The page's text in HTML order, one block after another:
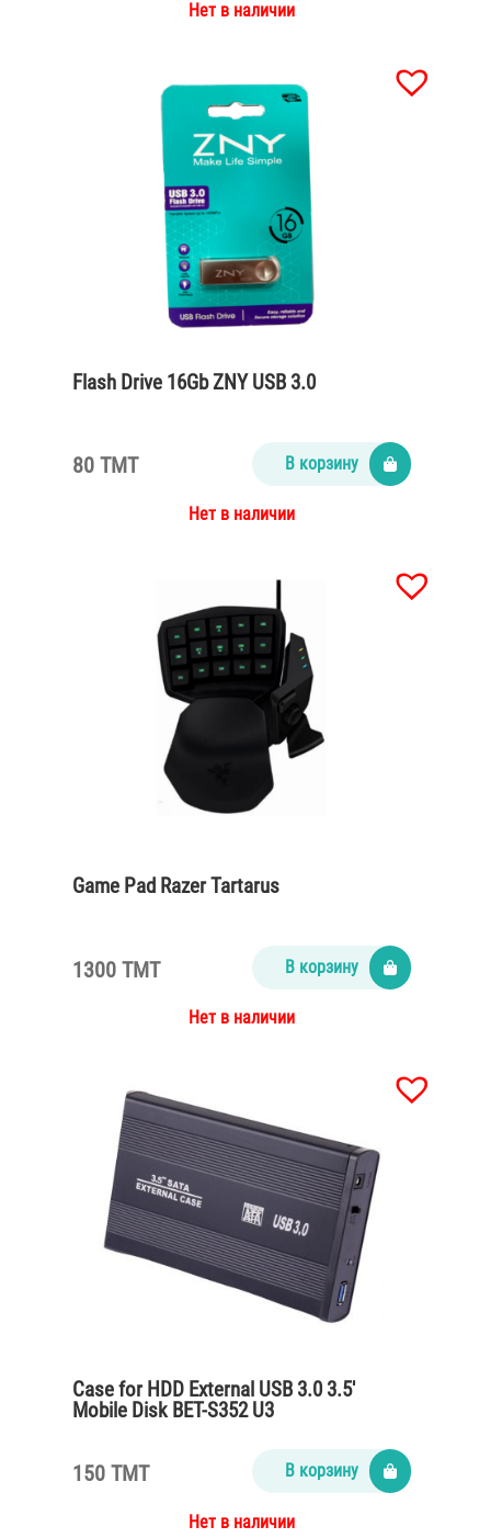
Нет в наличии
Flash Drive 16Gb ZNY USB 3.0
80 TMT В корзину
Нет в наличии
Game Pad Razer Tartarus
1300 TMT В корзину
Нет в наличии
Case for HDD External USB 3.0 3.5′
Mobile Disk BET-S352 U3
150 TMT В корзину
Нет в наличии